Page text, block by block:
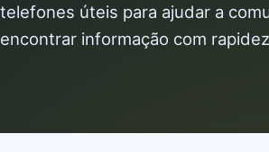
telefones úteis para ajudar a
encontrar informação com